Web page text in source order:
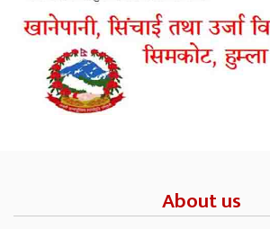
About us